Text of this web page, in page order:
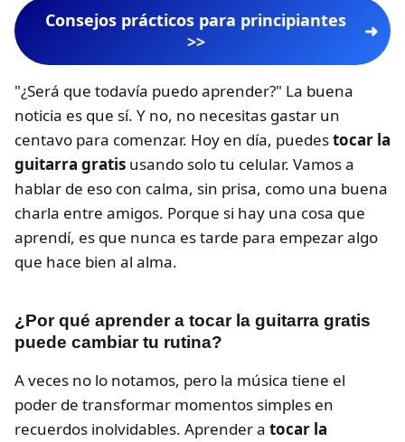
Consejos prácticos para principiantes
>>
"¿Será que todavía puedo aprender?" La buena
noticia es que sí. Y no, no necesitas gastar un
centavo para comenzar. Hoy en día, puedestocar la
guitarra gratis usando solo tu celular. Vamos a
hablar de eso con calma, sin prisa, como una buena
charla entre amigos. Porque si hay una cosa que
aprendí, es que nunca es tarde para empezar algo
que hace bien al alma.
¿Por qué aprender a tocar la guitarra gratis
puede cambiar tu rutina?
A veces no lo notamos, pero la música tiene el
poder de transformar momentos simples en
recuerdos inolvidables. Aprender a tocar la